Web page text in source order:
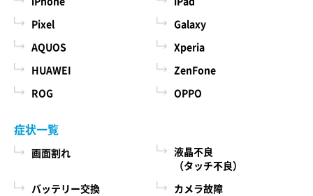
月日、住所、電話番号、銀行口座番号、クレジ
ットカード番号、運転免許証番号、配達証明付
き郵便の到達結果などの情報を利用する目的
ユーザーに代金を請求するために、購入された
商品名や数量、利用されたサービスの種類や期
号やクレジットカード番号などの支払に関する
情報などを利用する目的
ユーザーが簡便にデータを入力できるようにす
るために、当社に登録されている情報を入力画
る一切の損害につき責任を負いかねます。
第５条 料金について
本サービスの料金（修理料金、その他の費用を含
み、以下「サービス料金」と言います）は当社規
社各店舗、当社ホームページでも確認することが
できますが、状況、条件により実際の料金が異な
る場合がございますので、本サービスをご依頼の
際に、必ず当社各店舗へお問い合わせください。
Pixel
Galaxy
AQUOS
Xperia
HUAWEI
ZenFone
ROG
OPPO
症状一覧
画面割れ
液晶不良
（タッチ不良）
バッテリー交換
カメラ故障